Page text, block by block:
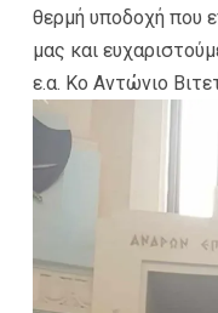
θερμή υποδοχή που
μας και
ε.α. Κο Αντώνιο